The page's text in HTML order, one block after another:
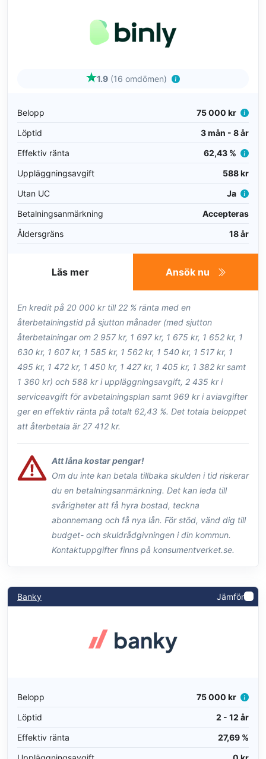
1.9 (16 omdömen)
Belopp
75 000 kr
Löptid
3 mån - 8 år
Effektiv ränta
62,43 %
Uppläggningsavgift
588 kr
Utan UC
Ja
Betalningsanmärkning
Accepteras
Åldersgräns
18 år
Ansök nu
Läs mer
En kredit på 20 000 kr till 22 % ränta med en
återbetalningstid på sjutton månader (med sjutton
återbetalningar om 2 957 kr, 1 697 kr, 1 675 kr, 1 652 kr, 1
630 kr, 1 607 kr, 1 585 kr, 1 562 kr, 1 540 kr, 1 517 kr, 1
495 kr, 1 472 kr, 1 450 kr, 1 427 kr, 1 405 kr, 1 382 kr samt
1 360 kr) och 588 kr i uppläggningsavgift, 2 435 kr i
serviceavgift för avbetalningsplan samt 969 kr i aviavgifter
ger en effektiv ränta på totalt 62,43 %. Det totala beloppet
att återbetala är 27 412 kr.
Att låna kostar pengar!
Om du inte kan betala tillbaka skulden i tid riskerar
du en betalningsanmärkning. Det kan leda till
svårigheter att få hyra bostad, teckna
abonnemang och få nya lån. För stöd, vänd dig till
budget- och skuldrådgivningen i din kommun.
Kontaktuppgifter finns på konsumentverket.se.
Banky Jämför
Belopp
75 000 kr
Löptid
2 - 12 år
Effektiv ränta
27,69 %